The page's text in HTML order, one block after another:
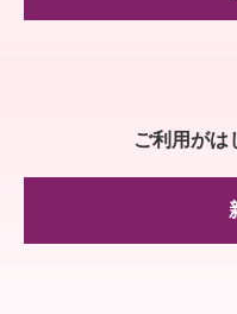
ご利用がは